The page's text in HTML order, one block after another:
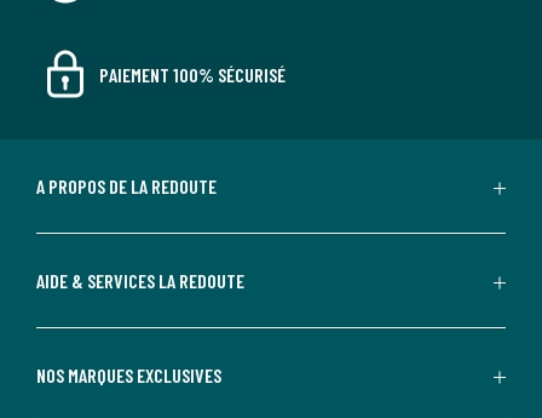
PAIEMENT 100% SÉCURISÉ
A PROPOS DE LA REDOUTE
AIDE & SERVICES LA REDOUTE
NOS MARQUES EXCLUSIVES